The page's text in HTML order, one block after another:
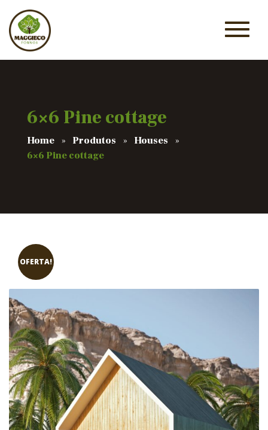
6×6 Pine cottage
Home Produtos
Houses
6×6 Pine cottage
OFERTA!